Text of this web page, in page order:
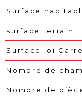
Surface
surface terrain
Surface loi
Nombre de
Nombre de